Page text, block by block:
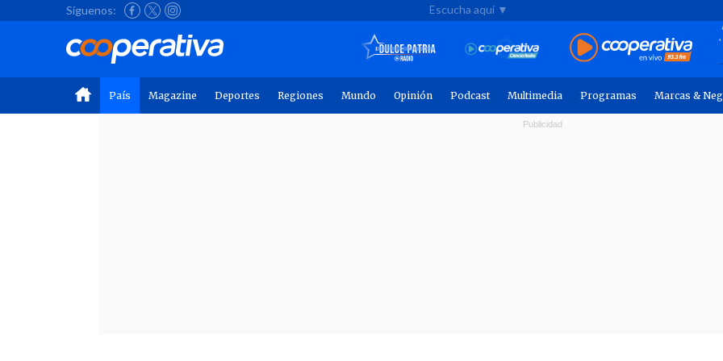
Síguenos: Escucha aquí ▼
País Magazine Deportes Regiones Mundo Opinión Podcast Multimedia Programas Marcas &